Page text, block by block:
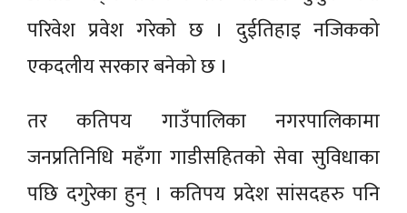
परिवेश प्रवेश गरेको छ । दुईतिहाइ नजिकको
एकदलीय सरकार बनेको छ ।
तर कतिपय गाउँपालिका नगरपालिकामा
जनप्रतिनिधि महँगा गाडीसहितको सेवा सुविधाका
पछि दगुरेका हुन् । कतिपय प्रदेश सांसदहरु पनि